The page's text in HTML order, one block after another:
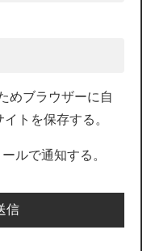
めブラウザーに自
トを保存する。
ルで通知する。